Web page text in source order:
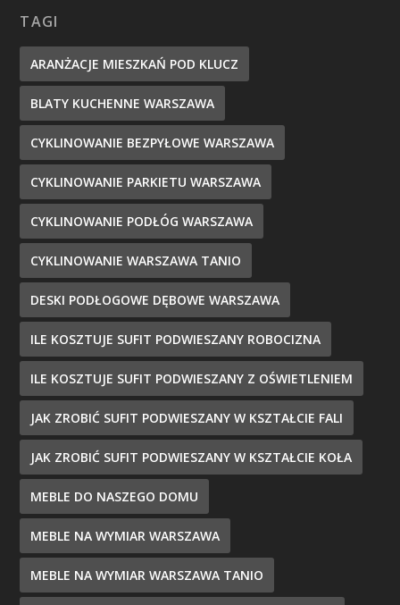
TAGI
ARANŻACJE MIESZKAŃ POD KLUCZ
BLATY KUCHENNE WARSZAWA
CYKLINOWANIE BEZPYŁOWE WARSZAWA
CYKLINOWANIE PARKIETU WARSZAWA
CYKLINOWANIE PODŁÓG WARSZAWA
CYKLINOWANIE WARSZAWA TANIO
DESKI PODŁOGOWE DĘBOWE WARSZAWA
ILE KOSZTUJE SUFIT PODWIESZANY ROBOCIZNA
ILE KOSZTUJE SUFIT PODWIESZANY Z OŚWIETLENIEM
JAK ZROBIĆ SUFIT PODWIESZANY W KSZTAŁCIE FALI
JAK ZROBIĆ SUFIT PODWIESZANY W KSZTAŁCIE KOŁA
MEBLE DO NASZEGO DOMU
MEBLE NA WYMIAR WARSZAWA
MEBLE NA WYMIAR WARSZAWA TANIO